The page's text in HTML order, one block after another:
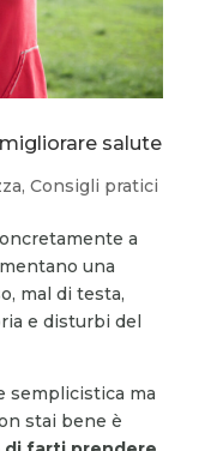
salute
, Consigli pratici
a
una
mal di testa,
e disturbi del
semplicistica ma
stai bene è